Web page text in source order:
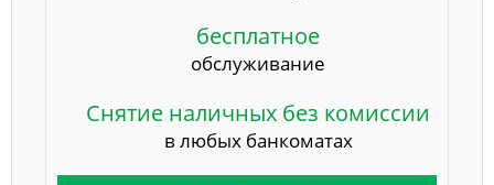
бесплатное
обслуживание
Снятие наличных без комиссии
в любых банкоматах